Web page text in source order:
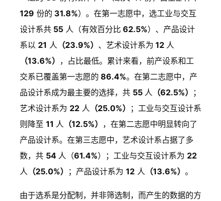
129 份的 31.8%）。在第一志愿中，选工业与交互
设计系共 55 人（有效百分比 62.5%）、产品设计
系以 21 人 （23.9%） 、艺术设计系为 12 人
（13.6%） ，占比最低。累计来看，前产设系和工
交系已覆盖第一志愿的 86.4%。在第二志愿中，产
品设计系成为最主要的选择，共 55 人 （62.5%）
；
艺术设计系为 22 人 （25.0%）
；工业与交互设计系
则降至 11 人 （12.5%） ，在第二志愿中明显转向了
产品设计系。在第三志愿中，艺术设计系占据了多
数，共 54 人（61.4%）；工业与交互设计系为 22
人 （25.0%） ；产品设计系为 12 人 （13.6%） 。
由于选系是分配制，并非筛选制，而产生的数据的方